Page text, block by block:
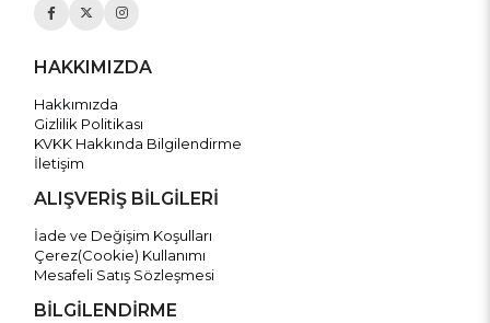
HAKKIMIZDA
Hakkımızda
Gizlilik Politikası
KVKK Hakkında Bilgilendirme
İletişim
ALIŞVERİŞ BİLGİLERİ
İade ve Değişim Koşulları
Çerez(Cookie) Kullanımı
Mesafeli Satış Sözleşmesi
BİLGİLENDİRME